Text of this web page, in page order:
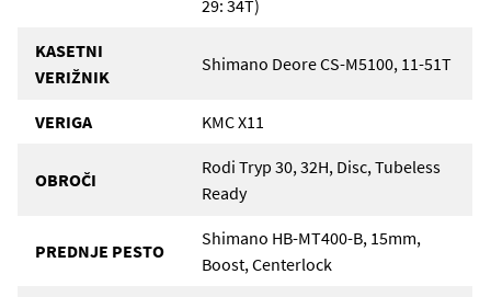
29: 34T)
KASETNI
VERIŽNIK
Shimano Deore CS-M5100, 11-51T
VERIGA KMC X11
OBROČI
Rodi Tryp 30, 32H, Disc, Tubeless
Ready
PREDNJE PESTO
Shimano HB-MT400-B, 15mm,
Boost, Centerlock